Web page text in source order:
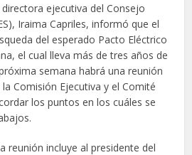
ejecutiva del Consejo
Iraima Capriles, informó que el
del esperado Pacto Eléctrico
el cual lleva más de tres años de
semana habrá una reunión
Comisión Ejecutiva y el Comité
los puntos en los cuáles se
reunión incluye al presidente del